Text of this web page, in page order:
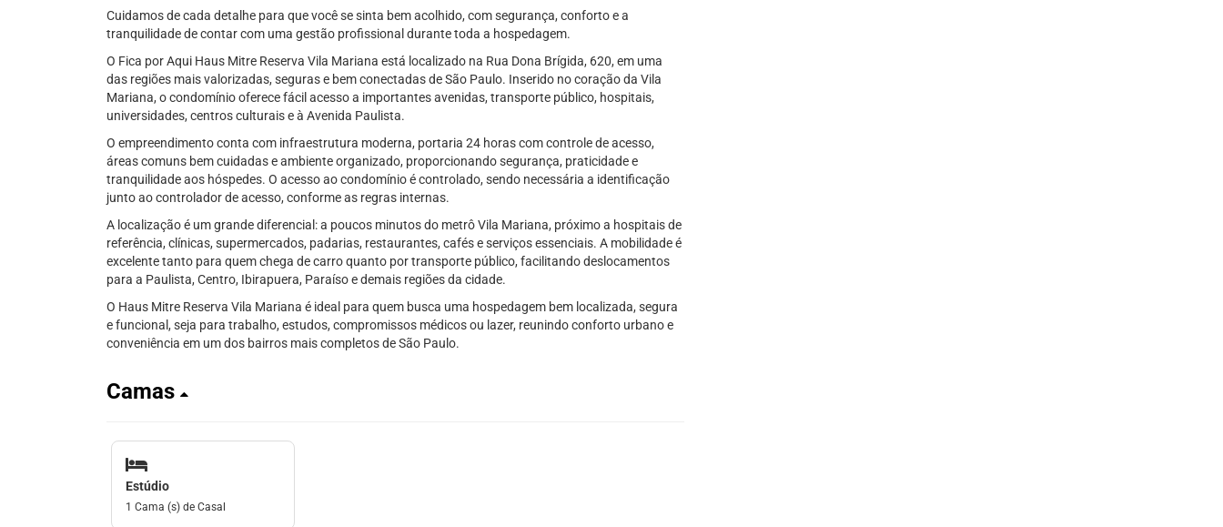
Cuidamos de cada detalhe para que você se sinta bem acolhido, com segurança, conforto e a
tranquilidade de contar com uma gestão profissional durante toda a hospedagem.
O Fica por Aqui Haus Mitre Reserva Vila Mariana está localizado na Rua Dona Brígida, 620, em uma
das regiões mais valorizadas, seguras e bem conectadas de São Paulo. Inserido no coração da Vila
Mariana, o condomínio oferece fácil acesso a importantes avenidas, transporte público, hospitais,
universidades, centros culturais e à Avenida Paulista.
O empreendimento conta com infraestrutura moderna, portaria 24 horas com controle de acesso,
áreas comuns bem cuidadas e ambiente organizado, proporcionando segurança, praticidade e
tranquilidade aos hóspedes. O acesso ao condomínio é controlado, sendo necessária a identificação
junto ao controlador de acesso, conforme as regras internas.
A localização é um grande diferencial: a poucos minutos do metrô Vila Mariana, próximo a hospitais de
referência, clínicas, supermercados, padarias, restaurantes, cafés e serviços essenciais. A mobilidade é
excelente tanto para quem chega de carro quanto por transporte público, facilitando deslocamentos
para a Paulista, Centro, Ibirapuera, Paraíso e demais regiões da cidade.
O Haus Mitre Reserva Vila Mariana é ideal para quem busca uma hospedagem bem localizada, segura
e funcional, seja para trabalho, estudos, compromissos médicos ou lazer, reunindo conforto urbano e
conveniência em um dos bairros mais completos de São Paulo.
Camas
Estúdio
1 Cama (s) de Casal